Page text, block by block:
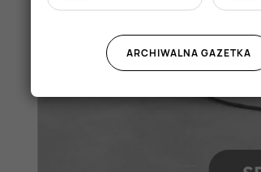
ARCHIWALNA GAZETKA